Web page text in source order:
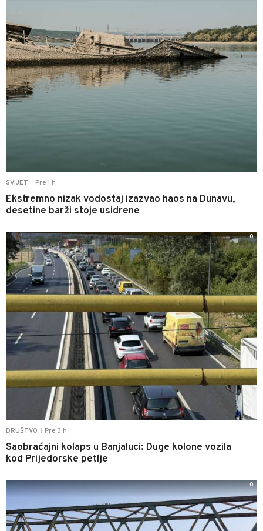
SVIJET Pre 1 h
Ekstremno nizak vodostaj izazvao haos na Dunavu,
desetine barži stoje usidrene
DRUŠTVO Pre 3 h
Saobraćajni kolaps u Banjaluci: Duge kolone vozila
kod Prijedorske petlje
0
0